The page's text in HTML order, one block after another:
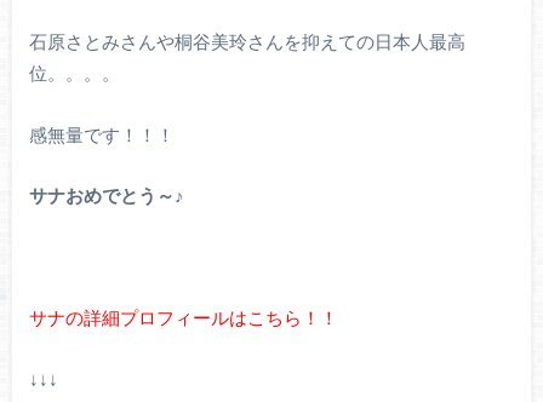
石原さとみさんや桐谷美玲さんを抑えての日本人最高
位。。。。
感無量です！！！
サナおめでとう～♪
サナの詳細プロフィールはこちら！！
↓↓↓